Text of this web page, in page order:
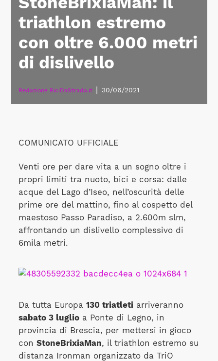
triathlon estremo
con oltre 6.000 metri
di dislivello
Redazione BiciDaStrada.it 30/06/2021
COMUNICATO UFFICIALE
Venti ore per dare vita a un sogno oltre i
propri limiti tra nuoto, bici e corsa: dalle
acque del Lago d’Iseo, nell’oscurità delle
prime ore del mattino, fino al cospetto del
maestoso Passo Paradiso, a 2.600m slm,
affrontando un dislivello complessivo di
6mila metri.
Da tutta Europa 130 triatletiarriveranno
sabato 3 luglioa Ponte di Legno, in
provincia di Brescia, per mettersi in gioco
con StoneBrixiaMan, il triathlon estremo su
distanza Ironman organizzato da TriO